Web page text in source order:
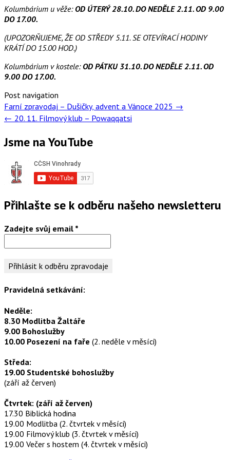
Kolumbárium u věže: OD ÚTERÝ 28.10. DO NEDĚLE 2.11. OD 9.00
DO 17.00.
(UPOZORŇUJEME, ŽE OD STŘEDY 5.11. SE OTEVÍRACÍ HODINY
KRÁTÍ DO 15.00 HOD.)
Kolumbárium v kostele: OD PÁTKU 31.10. DO NEDĚLE 2.11. OD
9.00 DO 17.00.
Post navigation
Farní zpravodaj – Dušičky, advent a Vánoce 2025 →
← 20. 11. Filmový klub – Powaqqatsi
Jsme na YouTube
Přihlašte se k odběru našeho newsletteru
Zadejte svůj email *
Pravidelná setkávání:
Neděle:
8.30 Modlitba Žaltáře
9.00 Bohoslužby
10.00 Posezení na faře (2. neděle v měsíci)
Středa:
19.00 Studentské bohoslužby
(září až červen)
Čtvrtek: (září až červen)
17.30 Biblická hodina
19.00 Modlitba (2. čtvrtek v měsíci)
19.00 Filmový klub (3. čtvrtek v měsíci)
19.00 Večer s hostem (4. čtvrtek v měsíci)